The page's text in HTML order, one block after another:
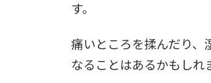
す。
痛いところを揉んだり、
なることはあるかもしれ